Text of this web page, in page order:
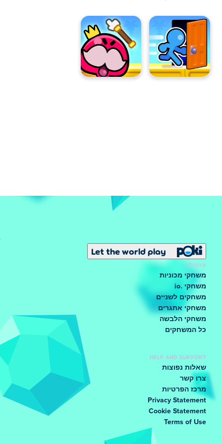
Let the world play
פופולרי
משחקי מכוניות
משחקי .io
משחקים לשניים
משחקי אתגרים
משחקי הלבשה
כל המשחקים
HELP AND SUPPORT
שאלות נפוצות
צרו קשר
מרכז הפרטיות
Privacy Statement
Cookie Statement
Terms of Use